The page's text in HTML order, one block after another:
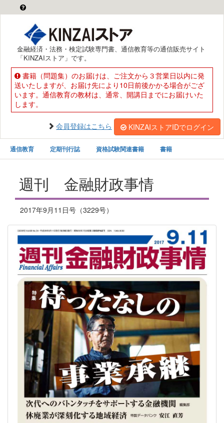
金融経済・法務・検定試験専門書、通信教育等の通信販売サイト
「KINZAIストア」です。
書籍（問題集）のお届けは、ご注文から３営業日以内に発
送いたしますが、お届け先により10日前後かかる場合がござ
います。通信教育の教材は、通常、開講日までにお届けいた
します。
会員登録はこちら KINZAIストアIDでログイン
通信教育 定期刊行誌 資格試験関連書籍 書籍
週刊 金融財政事情
2017年9月11日号（3229号）